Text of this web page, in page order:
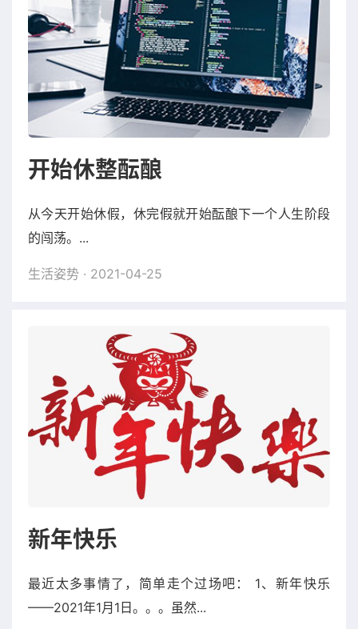
开始休整酝酿
从今天开始休假，休完假就开始酝酿下一个人生阶段
的闯荡。...
生活姿势 · 2021-04-25
新年快乐
最近太多事情了，简单走个过场吧： 1、新年快乐
——2021年1月1日。。。虽然...